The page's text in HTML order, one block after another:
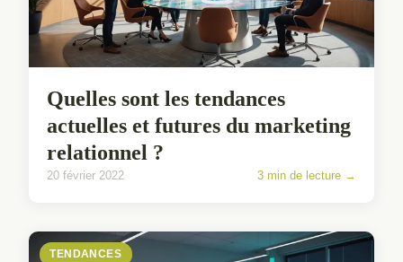
Quelles sont les tendances
actuelles et futures du marketing
relationnel ?
20 février 2022 3 min de lecture →
TENDANCES